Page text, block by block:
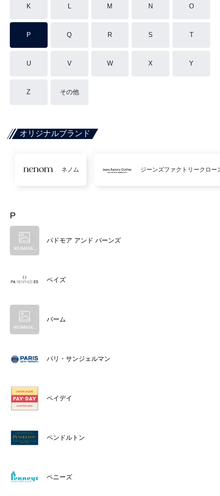
K L M N O
P Q R S T
U V W X Y
Z その他
オリジナルブランド
ネノム ジーンズファクトリークロー
P
パドモア アンド バーンズ
ペイズ
パーム
パリ・サンジェルマン
ペイデイ
ペンドルトン
ペニーズ